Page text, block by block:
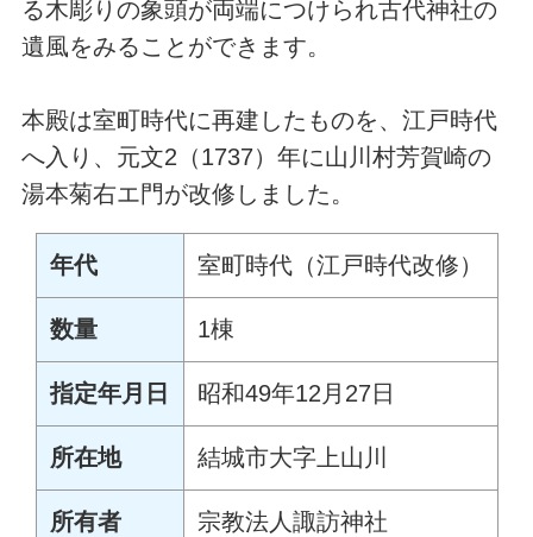
る木彫りの象頭が両端につけられ古代神社の
遺風をみることができます。
本殿は室町時代に再建したものを、江戸時代
へ入り、元文2（1737）年に山川村芳賀崎の
湯本菊右エ門が改修しました。
年代 室町時代（江戸時代改修）
数量 1棟
指定年月日 昭和49年12月27日
所在地 結城市大字上山川
所有者 宗教法人諏訪神社